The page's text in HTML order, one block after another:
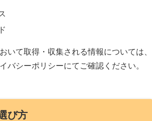
いて取得・収集される情報については、
バシーポリシーにてご確認ください。
び方